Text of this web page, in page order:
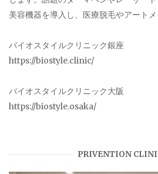
美容機器を導入し、医療脱毛やアートメ
バイオスタイルクリニック銀座
https://biostyle.clinic/
バイオスタイルクリニック大阪
https://biostyle.osaka/
PRIVENTION